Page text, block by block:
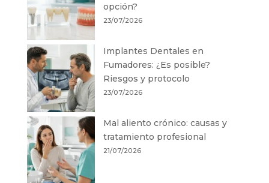
opción?
23/07/2026
Implantes Dentales en
Fumadores: ¿Es posible?
Riesgos y protocolo
23/07/2026
Mal aliento crónico: causas y
tratamiento profesional
21/07/2026